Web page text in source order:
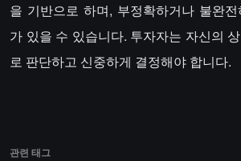
을 기반으로 하며, 부정확하거나 불완
가 있을 수 있습니다. 투자자는 자신의
로 판단하고 신중하게 결정해야 합니다.
관련 태그